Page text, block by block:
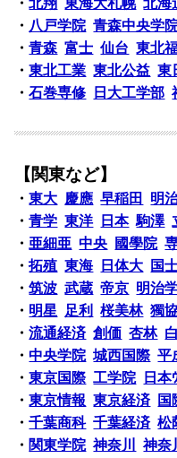
・北翔 東海大札幌 北海
・ 八戸学院 青森中央学
・青森 富士 仙台 東北
・東北工業 東北公益 東
・石巻専修 日大工学部
【関東など】
・東大 慶應 早稲田 明
・青学 東洋 日本 駒澤
・ 亜細亜 中央 國學院
・拓殖 東海 日体大 国
・筑波 武蔵 帝京 明治
・ 明星 足利 桜美林 獨
・流通経済 創価 杏林
・中央学院 城西国際 平
・東京国際 工学院 日本
・東京情報 東京経済 国
・千葉商科 千葉経済 松
・ 関東学院 神奈川 神奈